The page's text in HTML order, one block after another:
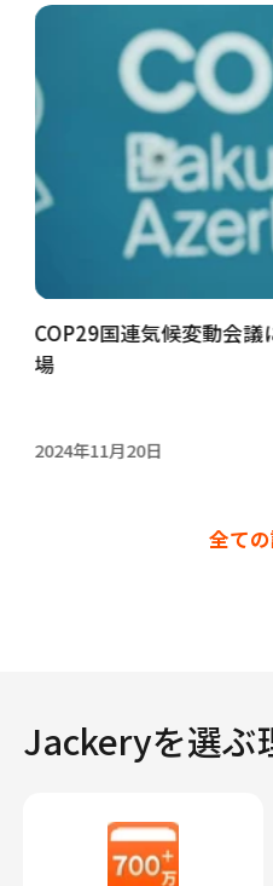
COP29国連気候変動会
場
2024年11月20日
全て
Jackeryを選ぶ